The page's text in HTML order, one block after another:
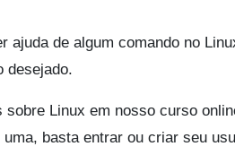
ajuda de algum comando no
desejado.
sobre Linux em nosso curso
basta entrar ou criar seu